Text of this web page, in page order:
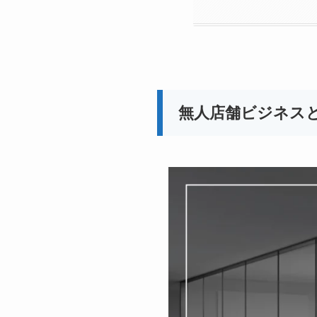
無人店舗ビジネス